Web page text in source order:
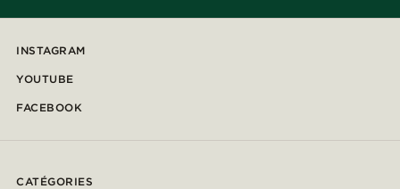
INSTAGRAM
YOUTUBE
FACEBOOK
CATÉGORIES